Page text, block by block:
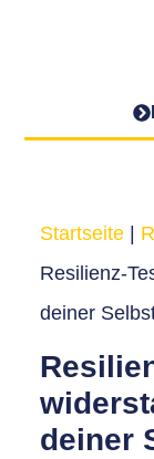
Startseite|
Resilienz-
deiner
deiner